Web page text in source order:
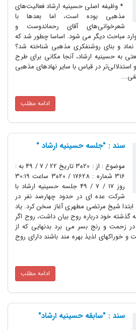
* وظیفه اصلی‌ حسینیه ارشاد فعالیت‌های
مذهبی بوده است، اما بعدها با
شعرخوانی‌های آقای رحماندوست و
مباحث دیگر می شود. اساسا چطور شد که
و بنای روشنفکری مذهبی شناخته شد؟
به حسینیه ارشاد، آنجا مکانی برای طرح
در قیاس با سایر نهادهای مذهبی
ادامه مطلب
سند : "جلسه حسینیه ارشاد "
موضوع : از : 20ه3 تاریخ 22 / 7 / 49 به :
316 شماره : 17628 / 20ه3 ساعت 30:19
روز 17 / 7 / 49 جلسه حسینیه ارشاد با
شرکت عده ‏اى در حدود چهارصد نفر در
شیخ مرتضى مطهرى آغاز سخن کرد. یاد
خود درباره روح بیان داشت، روح اگر
زحمت و رنج بسر مى‏ برد بدنهایى که از
لذیذ بهره‏ مند باشند داراى روح
ادامه مطلب
سند : "سابقه حسینیه ارشاد"